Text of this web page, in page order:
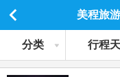
美程旅
分类 行程